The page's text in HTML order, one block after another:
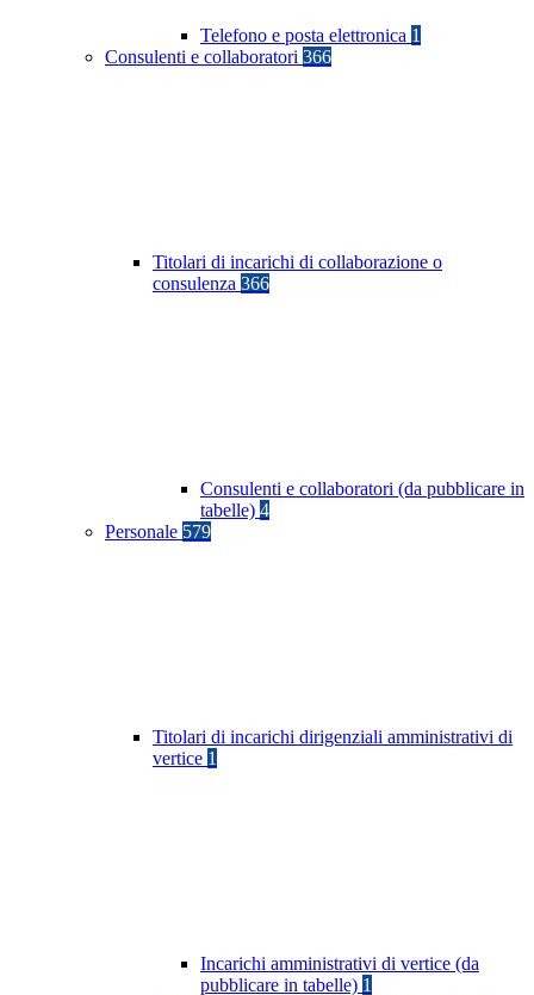
Telefono e posta elettronica 1
Consulenti e collaboratori 366
Titolari di incarichi di collaborazione o
consulenza 366
Consulenti e collaboratori (da pubblicare in
tabelle) 4
Personale 579
Titolari di incarichi dirigenziali amministrativi di
vertice 1
Incarichi amministrativi di vertice (da
pubblicare in tabelle) 1